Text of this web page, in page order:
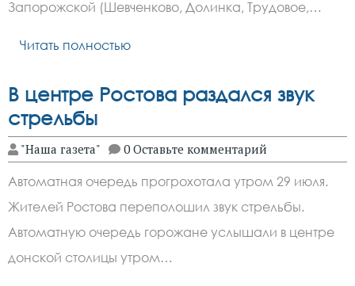
Запорожской (Шевченково, Долинка, Трудовое,…
Читать полностью
В центре Ростова раздался звук
стрельбы
"Наша газета" 0 Оставьте комментарий
Автоматная очередь прогрохотала утром 29 июля.
Жителей Ростова переполошил звук стрельбы.
Автоматную очередь горожане услышали в центре
донской столицы утром…